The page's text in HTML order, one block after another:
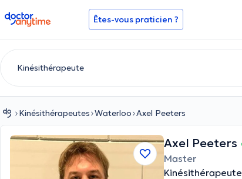
doctoranytime Êtes-vous praticien ?
Kinésithérapeutes Waterloo Axel Peeters
Axel Peeters
Master
Kinésithérapeute